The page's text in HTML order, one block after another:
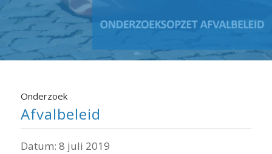
Onderzoek
Afvalbeleid
Datum: 8 juli 2019